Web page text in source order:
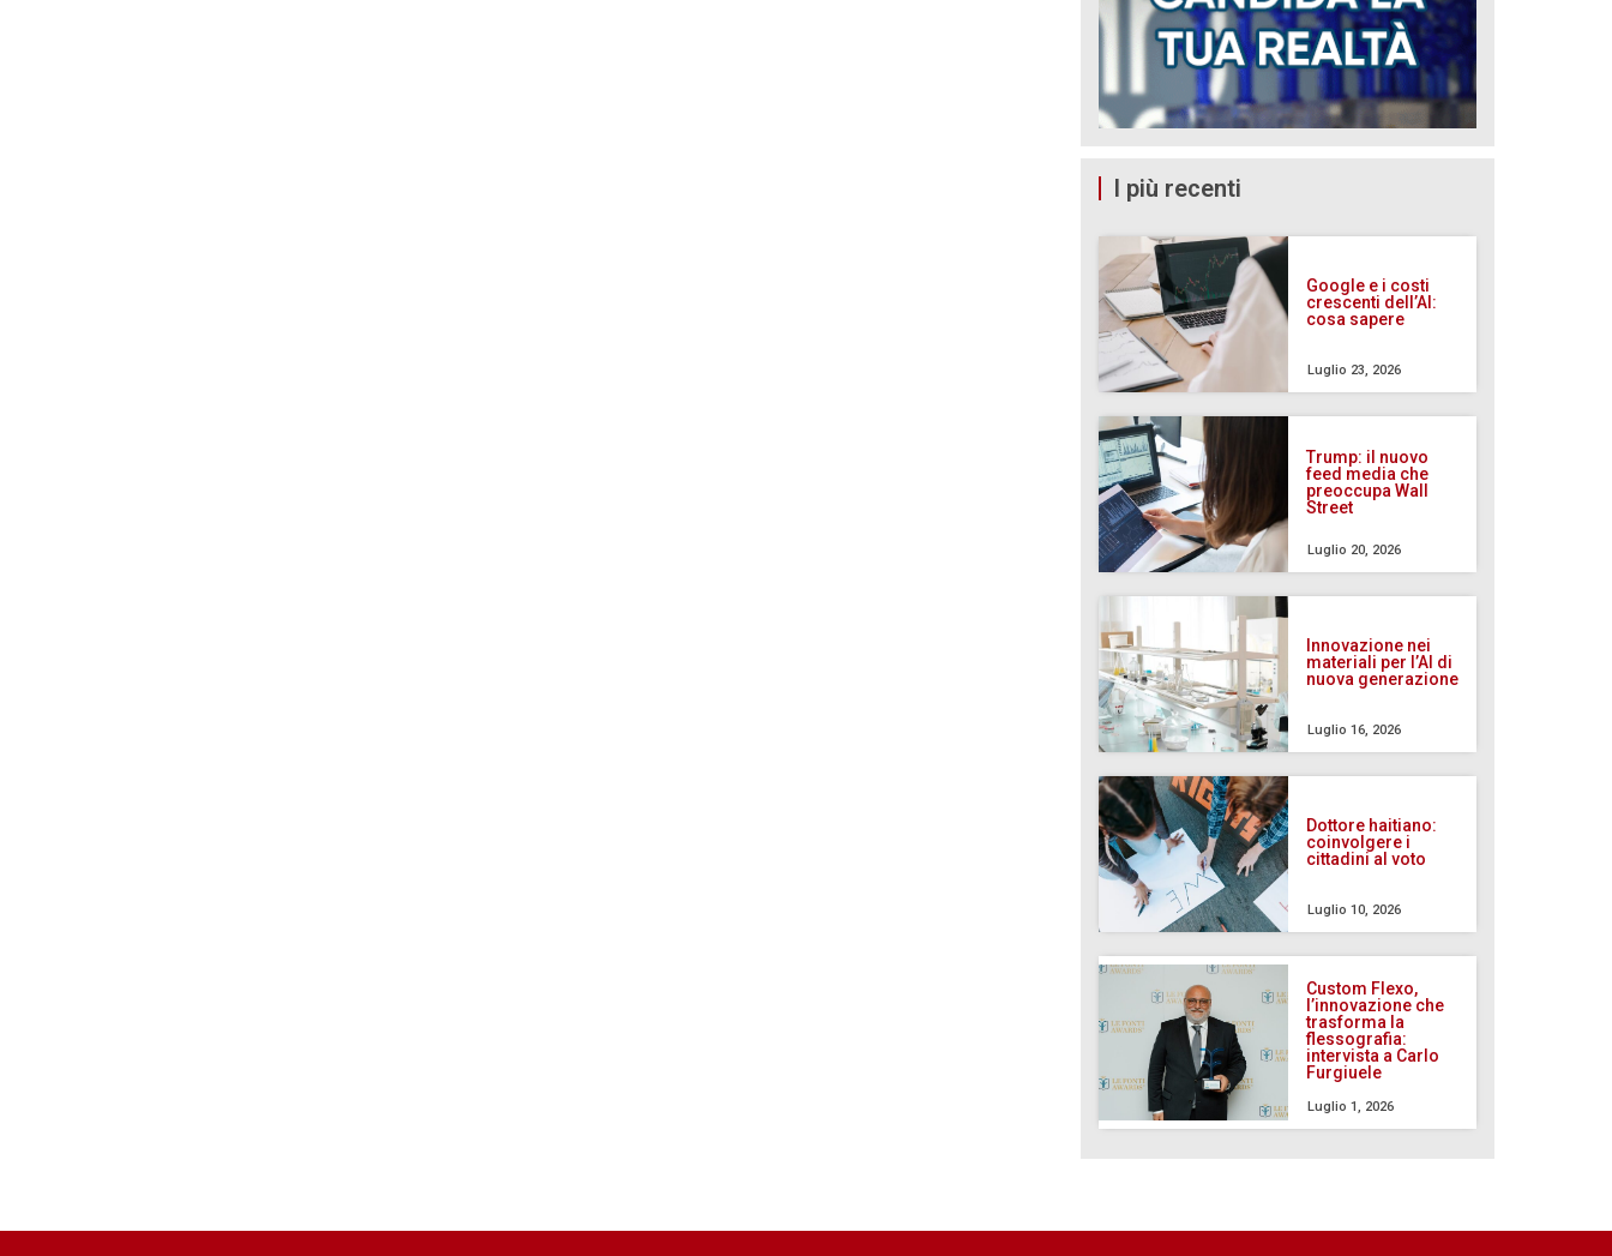
I più recenti
Google e i costi
crescenti dell’AI:
cosa sapere
Luglio 23, 2026
Trump: il nuovo
feed media che
preoccupa Wall
Street
Luglio 20, 2026
Innovazione nei
materiali per l’AI di
nuova generazione
Luglio 16, 2026
Dottore haitiano:
coinvolgere i
cittadini al voto
Luglio 10, 2026
Custom Flexo,
l’innovazione che
trasforma la
flessografia:
intervista a Carlo
Furgiuele
Luglio 1, 2026